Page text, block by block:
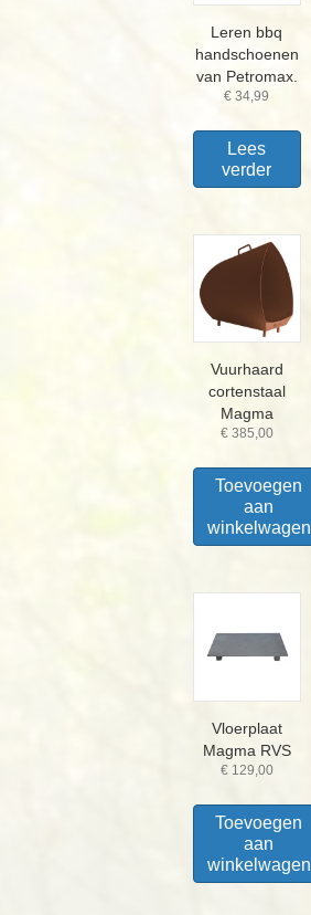
Leren bbq
handschoenen
van Petromax.
€ 34,99
Lees
verder
Vuurhaard
cortenstaal
Magma
€385,00
Toevoegen
aan
winkelwagen
Vloerplaat
Magma RVS
€129,00
Toevoegen
aan
winkelwagen